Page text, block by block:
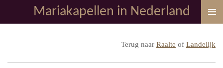
direct
Mariakapellen in Nederland
Terug naar Raalte of Landelijk